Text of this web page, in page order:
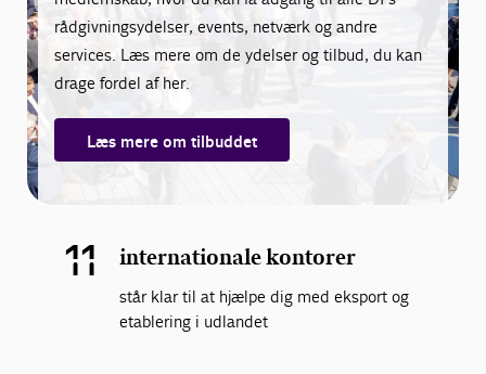
rådgivningsydelser, events, netværk og andre
services. Læs mere om de ydelser og tilbud, du kan
drage fordel af her.
Læs mere om tilbuddet
11 internationale kontorer
står klar til at hjælpe dig med eksport og
etablering i udlandet